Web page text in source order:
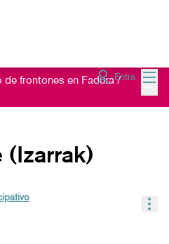
Entra
frontones en Fadura /
(Izarrak)